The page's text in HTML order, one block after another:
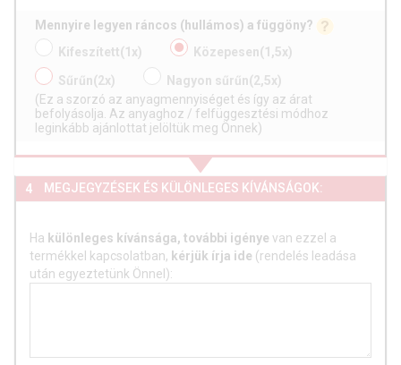
Mennyire legyen ráncos (hullámos) a függöny?
Kifeszített(1x) Közepesen(1,5x)
Sűrűn(2x) Nagyon sűrűn(2,5x)
(Ez a szorzó az anyagmennyiséget és így az árat
befolyásolja. Az anyaghoz / felfüggesztési módhoz
leginkább ajánlottat jelöltük meg Önnek)
4 MEGJEGYZÉSEK ÉS KÜLÖNLEGES KÍVÁNSÁGOK:
Ha különleges kívánsága, további igénye van ezzel a
termékkel kapcsolatban, kérjük írja ide (rendelés leadása
után egyeztetünk Önnel):